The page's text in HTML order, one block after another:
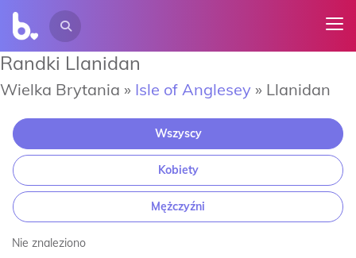
Randki Llanidan
Wielka Brytania » Isle of Anglesey » Llanidan
Wszyscy
Kobiety
Mężczyźni
Nie znaleziono